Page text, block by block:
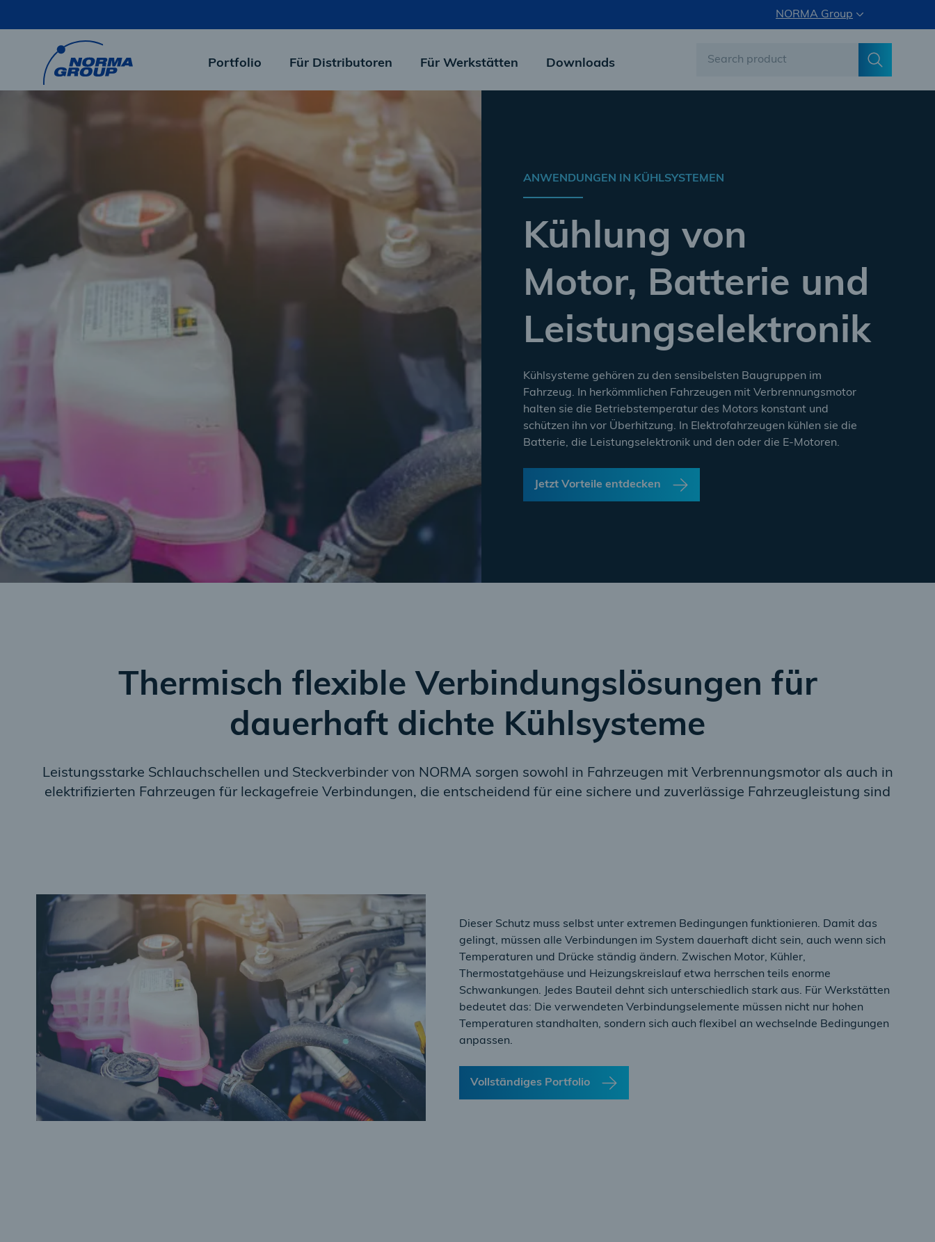
Portfolio Für Distributoren Für Werkstätten Downloads
NORMA Group
ANWENDUNGEN IN KÜHLSYSTEMEN
Kühlung von
Motor, Batterie und
Leistungselektronik
Kühlsysteme gehören zu den sensibelsten Baugruppen im
Fahrzeug. In herkömmlichen Fahrzeugen mit Verbrennungsmotor
halten sie die Betriebstemperatur des Motors konstant und
schützen ihn vor Überhitzung. In Elektrofahrzeugen kühlen sie die
Batterie, die Leistungselektronik und den oder die E-Motoren.
Jetzt Vorteile entdecken
Thermisch flexible Verbindungslösungen für
dauerhaft dichte Kühlsysteme
Leistungsstarke Schlauchschellen und Steckverbinder von NORMA sorgen sowohl in Fahrzeugen mit Verbrennungsmotor als auch in
elektrifizierten Fahrzeugen für leckagefreie Verbindungen, die entscheidend für eine sichere und zuverlässige Fahrzeugleistung sind
Dieser Schutz muss selbst unter extremen Bedingungen funktionieren. Damit das
gelingt, müssen alle Verbindungen im System dauerhaft dicht sein, auch wenn sich
Temperaturen und Drücke ständig ändern. Zwischen Motor, Kühler,
Thermostatgehäuse und Heizungskreislauf etwa herrschen teils enorme
Schwankungen. Jedes Bauteil dehnt sich unterschiedlich stark aus. Für Werkstätten
bedeutet das: Die verwendeten Verbindungselemente müssen nicht nur hohen
Temperaturen standhalten, sondern sich auch flexibel an wechselnde Bedingungen
anpassen.
Vollständiges Portfolio